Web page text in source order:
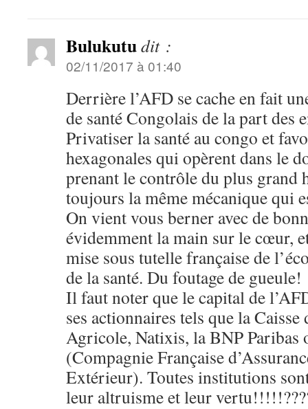
Bulukutudit :
02/11/2017 à 01:40
Derrière l’AFD se cache en fait
de santé Congolais de la part des
Privatiser la santé au congo et
hexagonales qui opèrent dans le
prenant le contrôle du plus grand
toujours la même mécanique qui
On vient vous berner avec de
évidemment la main sur le cœur,
mise sous tutelle française de
de la santé. Du foutage de gueule!
Il faut noter que le capital de
ses actionnaires tels que la
Agricole, Natixis, la BNP Paribas
(Compagnie Française
Extérieur). Toutes institutions
leur altruisme et leur